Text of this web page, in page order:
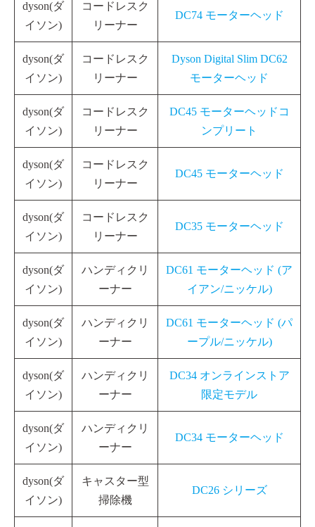
dyson(ダ
イソン)
コードレスク
リーナー
DC74 モーターヘッド
dyson(ダ
イソン)
コードレスク
リーナー
Dyson Digital Slim DC62
モーターヘッド
dyson(ダ
イソン)
コードレスク
リーナー
DC45 モーターヘッドコ
ンプリート
dyson(ダ
イソン)
コードレスク
リーナー
DC45 モーターヘッド
dyson(ダ
イソン)
コードレスク
リーナー
DC35 モーターヘッド
dyson(ダ
イソン)
ハンディクリ
ーナー
DC61 モーターヘッド (ア
イアン/ニッケル)
dyson(ダ
イソン)
ハンディクリ
ーナー
DC61 モーターヘッド (パ
ープル/ニッケル)
dyson(ダ
イソン)
ハンディクリ
ーナー
DC34 オンラインストア
限定モデル
dyson(ダ
イソン)
ハンディクリ
ーナー
DC34 モーターヘッド
dyson(ダ
イソン)
キャスター型
掃除機
DC26 シリーズ